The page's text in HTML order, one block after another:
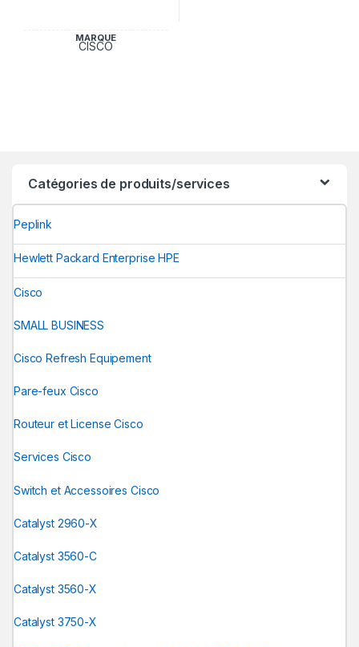
MARQUE
CISCO
Catégories de produits/services
Peplink
Hewlett Packard Enterprise HPE
Cisco
SMALL BUSINESS
Cisco Refresh Equipement
Pare-feux Cisco
Routeur et License Cisco
Services Cisco
Switch et Accessoires Cisco
Catalyst 2960-X
Catalyst 3560-C
Catalyst 3560-X
Catalyst 3750-X